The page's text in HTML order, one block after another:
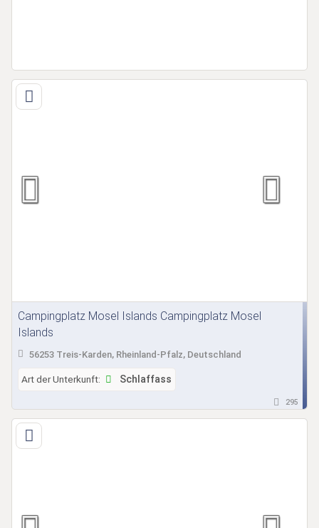
Campingplatz Mosel Islands Campingplatz Mosel
Islands
56253 Treis-Karden, Rheinland-Pfalz, Deutschland
Art der Unterkunft: Schlaffass
295